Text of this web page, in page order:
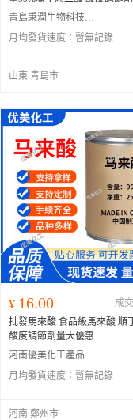
青島秉潤生物科技有限公司
月均發貨速度： 暫無記錄
山東 青島市
¥ 16.00
成
批發馬來酸 食品級馬來酸 順
酸度調節劑量大優惠
河南優美化工產品有限公司
月均發貨速度： 暫無記錄
河南 鄭州市